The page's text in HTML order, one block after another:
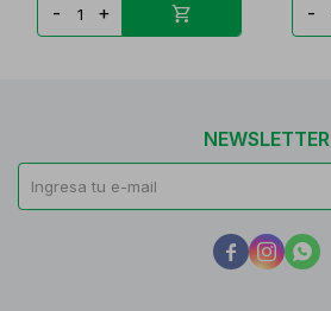
- + -
NEWSLETTER
  